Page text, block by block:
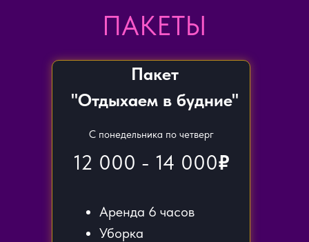
Пакет
"Отдыхаем в будние"
12 000 - 14 000₽
С понедельника по четверг
ПАКЕТЫ
Аренда 6 часов
Уборка